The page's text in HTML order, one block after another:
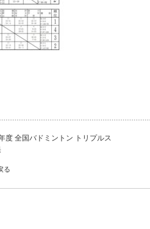
度 全国バドミントン トリプルス
る